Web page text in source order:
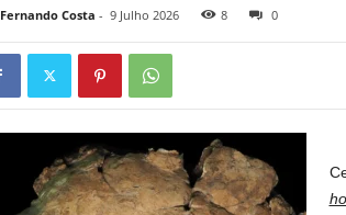
Fernando Costa - 9 Julho 2026 8 0